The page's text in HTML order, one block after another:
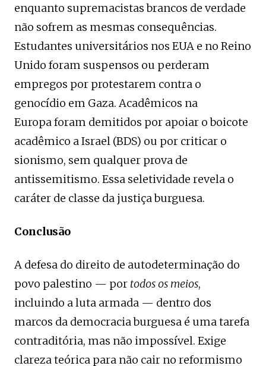
enquanto supremacistas brancos de verdade
não sofrem as mesmas consequências.
Estudantes universitários nos EUA e no Reino
Unido foram suspensos ou perderam
empregos por protestarem contra o
genocídio em Gaza. Acadêmicos na
Europa foram demitidos por apoiar o boicote
acadêmico a Israel (BDS) ou por criticar o
sionismo, sem qualquer prova de
antissemitismo. Essa seletividade revela o
caráter de classe da justiça burguesa.
Conclusão
A defesa do direito de autodeterminação do
povo palestino — por todos os meios,
incluindo a luta armada — dentro dos
marcos da democracia burguesa é uma tarefa
contraditória, mas não impossível. Exige
clareza teórica para não cair no reformismo